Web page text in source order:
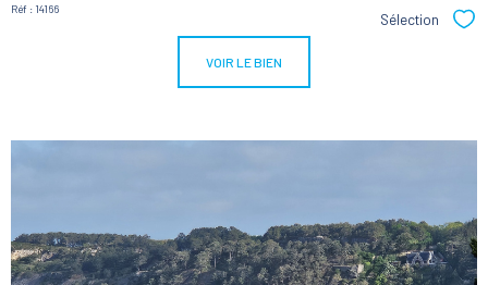
Réf : 14166
Sélection
VOIR LE BIEN